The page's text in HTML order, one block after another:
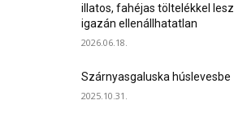
illatos, fahéjas töltelékkel lesz
igazán ellenállhatatlan
2026.06.18.
Szárnyasgaluska húslevesbe
2025.10.31.